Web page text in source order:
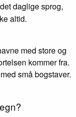
daglige sprog,
altid.
med store og
kommer fra.
små bogstaver.